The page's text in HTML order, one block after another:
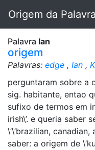
Origem da Palavra
Palavra Ian
origem
Palavras: edge , Ian ,
perguntaram sobre a
sig. habitante, entao
sufixo de termos em
irish\’. e queria saber
\’\’brazilian, canadian,
saber: a origem de